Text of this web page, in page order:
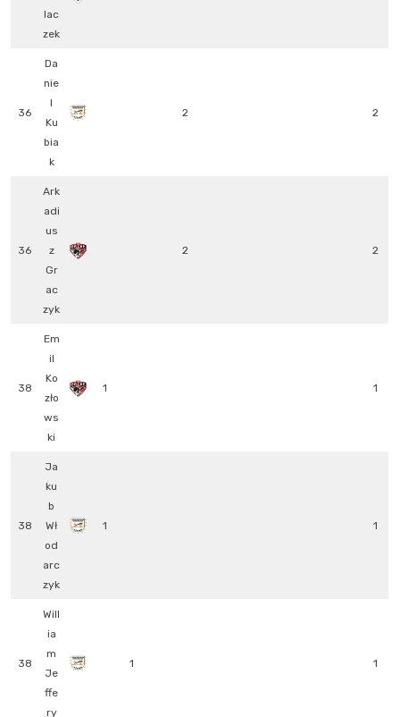
lac
zek
36
Da
nie
l
Ku
bia
k
2 2
36
Ark
adi
us
z
Gr
ac
zyk
2 2
38
Em
il
Ko
zło
ws
ki
1 1
38
Ja
ku
b
Wł
od
arc
zyk
1 1
38
Will
ia
m
Je
ffe
ry
1 1